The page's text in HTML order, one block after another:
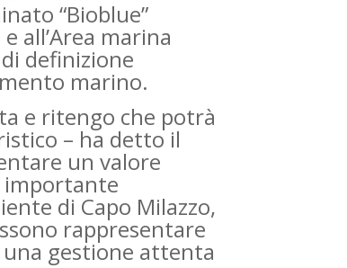
“Bioblue”
all’Area marina
definizione
marino.
e ritengo che potrà
– ha detto il
un valore
di Capo Milazzo,
rappresentare
gestione attenta